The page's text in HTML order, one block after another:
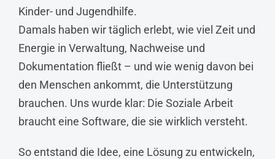
Kinder- und Jugendhilfe.
Damals haben wir täglich erlebt, wie viel Zeit und
Energie in Verwaltung, Nachweise und
Dokumentation fließt – und wie wenig davon bei
den Menschen ankommt, die Unterstützung
brauchen. Uns wurde klar: Die Soziale Arbeit
braucht eine Software, die sie wirklich versteht.
So entstand die Idee, eine Lösung zu entwickeln,